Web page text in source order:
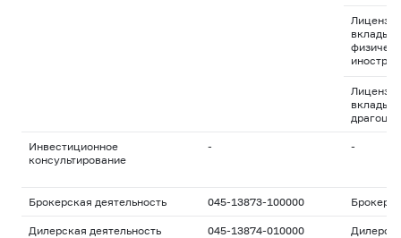
вклады
вклады
Инвестиционное
консультирование
- -
Брокерская деятельность 045-13873-100000
Дилерская деятельность 045-13874-010000